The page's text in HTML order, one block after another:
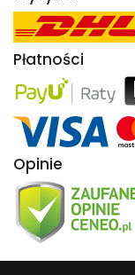
Płatności
Opinie